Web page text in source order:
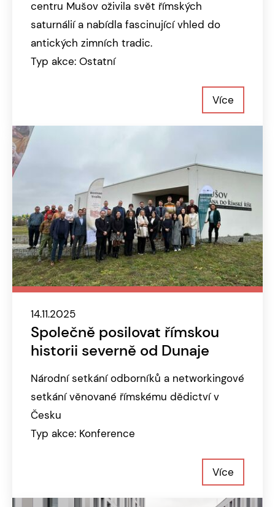
centru Mušov oživila svět římských
saturnálií a nabídla fascinující vhled do
antických zimních tradic.
Typ akce: Ostatní
Více
14.11.2025
Společně posilovat římskou
historii severně od Dunaje
Národní setkání odborníků a networkingové
setkání věnované římskému dědictví v
Česku
Typ akce: Konference
Více